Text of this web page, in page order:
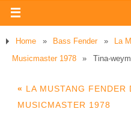
Home » Bass Fender »
La
Musicmaster 1978
» Tina-
« LA MUSTANG FENDER
MUSICMASTER 1978